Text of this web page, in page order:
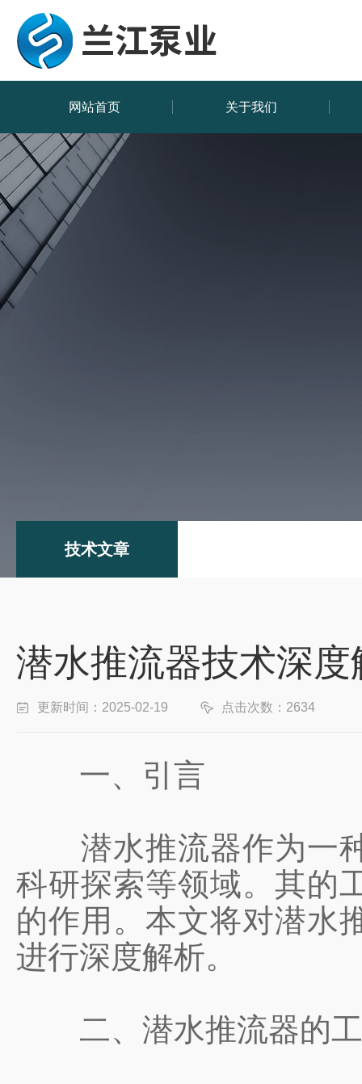
网站首页 关于我们
技术文章
潜水推流器技术深度
更新时间：2025-02-19 点击次数：2634
一、引言
潜水推流器作为一种
科研探索等领域。其的
的作用。本文将对潜水
进行深度解析。
二、潜水推流器的工